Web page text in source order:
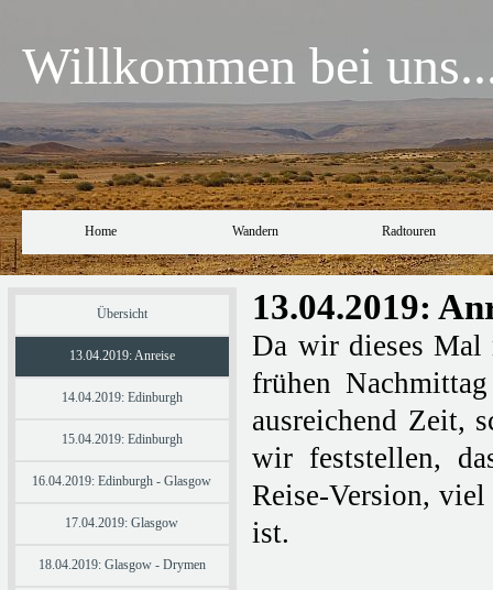
Home Wandern Radtouren
Willkommen bei
Übersicht
13.04.2019: Anreise
14.04.2019: Edinburgh
15.04.2019: Edinburgh
16.04.2019: Edinburgh - Glasgow
17.04.2019: Glasgow
18.04.2019: Glasgow - Drymen
13.04.2019:
Da wir dieses Mal
frühen
ausreichend Zeit,
wir feststellen,
Reise-Version,
ist.